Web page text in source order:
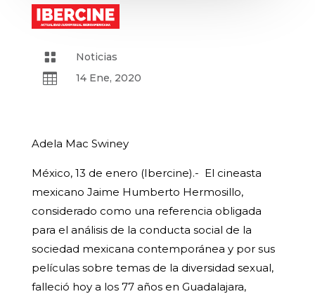
 Noticias
 14 Ene, 2020
Adela Mac Swiney
México, 13 de enero (Ibercine).- El cineasta
mexicano Jaime Humberto Hermosillo,
considerado como una referencia obligada
para el análisis de la conducta social de la
sociedad mexicana contemporánea y por sus
películas sobre temas de la diversidad sexual,
falleció hoy a los 77 años en Guadalajara,